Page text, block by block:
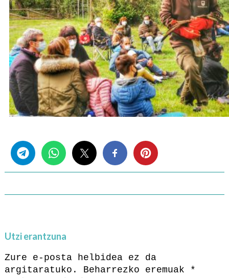
Utzi erantzuna
Zure e-posta helbidea ez da
argitaratuko.
Beharrezko eremuak
*